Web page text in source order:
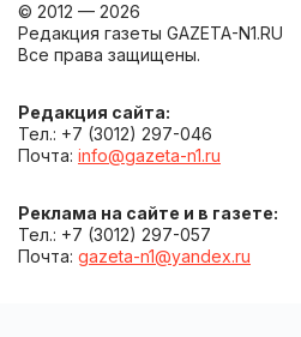
© 2012 — 2026
Редакция газеты GAZETA-N1.RU
Все права защищены.
Редакция сайта:
Тел.: +7 (3012) 297-046
Почта: info@gazeta-n1.ru
Реклама на сайте и в газете:
Тел.: +7 (3012) 297-057
Почта: gazeta-n1@yandex.ru